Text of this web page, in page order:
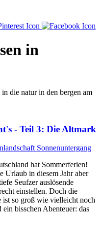
in
- Teil 3: Die Altmark
hat Sommerferien!
Urlaub in diesem Jahr aber
Seufzer auslösende
einstellen. Doch die
ist so groß wie vielleicht noch
bisschen Abenteuer: das